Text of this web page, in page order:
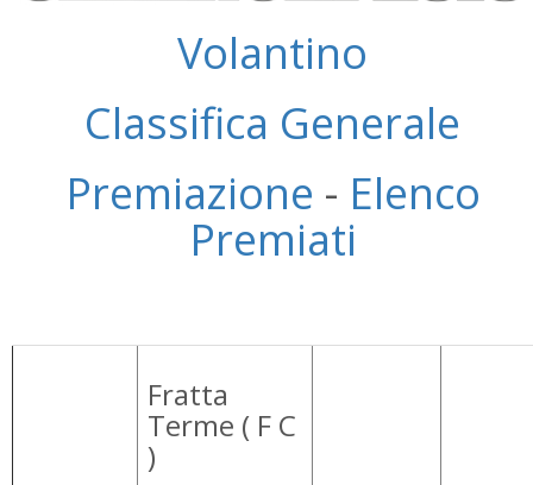
Volantino
Classifica Generale
Premiazione - Elenco
Premiati
Fratta
Terme ( F C
)